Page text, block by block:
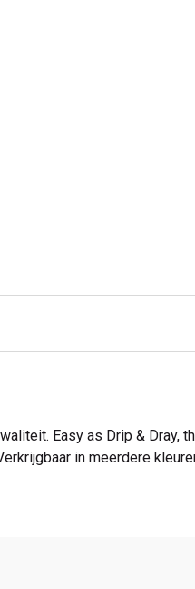
Easy as Drip & Dray,
in meerdere